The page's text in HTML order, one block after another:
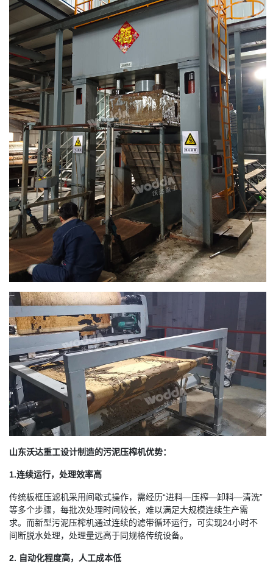
山东沃达重工设计制造的污泥压榨机优势：
1.连续运行，处理效率高
传统板框压滤机采用间歇式操作，需经历“进料—压榨—卸料—清洗”
等多个步骤，每批次处理时间较长，难以满足大规模连续生产需
求。而新型污泥压榨机通过连续的滤带循环运行，可实现24小时不
间断脱水处理，处理量远高于同规格传统设备。
2. 自动化程度高，人工成本低